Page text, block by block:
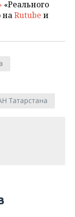
«Реального
наRutube и
Татарстана